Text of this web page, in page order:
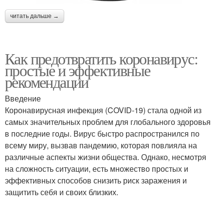
читать дальше →
Как предотвратить коронавирус:
простые и эффективные
рекомендации
Введение
Коронавирусная инфекция (COVID-19) стала одной из
самых значительных проблем для глобального здоровья
в последние годы. Вирус быстро распространился по
всему миру, вызвав пандемию, которая повлияла на
различные аспекты жизни общества. Однако, несмотря
на сложность ситуации, есть множество простых и
эффективных способов снизить риск заражения и
защитить себя и своих близких.